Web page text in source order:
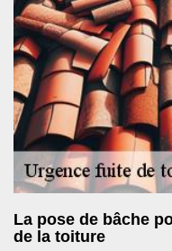
La pose de bâche
de la toiture